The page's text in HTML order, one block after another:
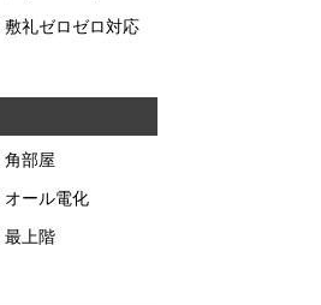
敷礼ゼロゼロ対応
角部屋
オール電化
最上階